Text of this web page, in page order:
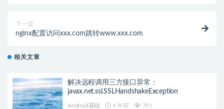
下一篇
nginx配置访问xxx.com跳转www.xxx.com
相关文章
解决远程调用三方接口异常：
javax.net.ssl.SSLHandshakeException
Android基础 4 年前 791